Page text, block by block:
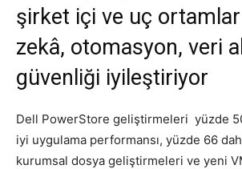
şirket içi ve uç ortamlar
zekâ, otomasyon, veri
güvenliği iyileştiriyor
Dell PowerStore geliştirmeleri yüzde
iyi uygulama performansı, yüzde 66
kurumsal dosya geliştirmeleri ve yeni